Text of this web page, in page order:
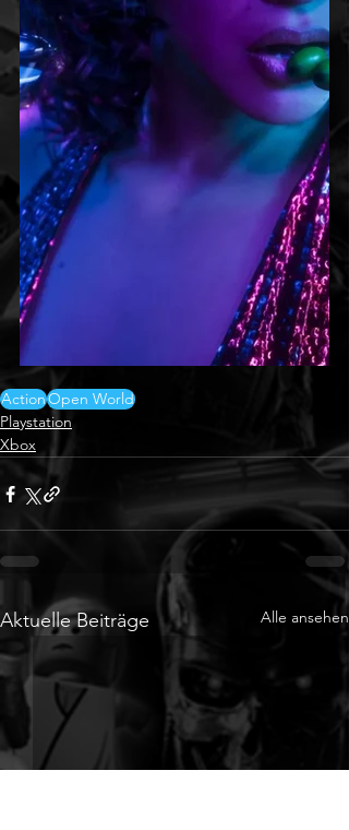
ActionOpen World
Playstation
Xbox
Aktuelle Beiträge Alle ansehen